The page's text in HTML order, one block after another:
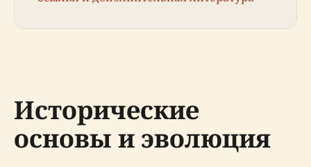
Исторические
основы и эволюция